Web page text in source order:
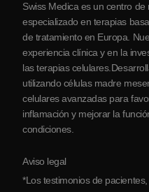
Colaboraciones
Swiss Medica es un centro
especializado en terapias
de tratamiento en Europa.
experiencia clínica y en la
las terapias
utilizando células madre
celulares avanzadas para
inflamación y mejorar la
condiciones.
Aviso legal
*Los testimonios de